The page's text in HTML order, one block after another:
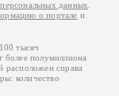
данных
о портале и
тысяч
более полумиллиона
расположен справа
количество